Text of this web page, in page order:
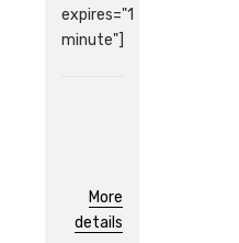
expires="1
minute"]
More
details